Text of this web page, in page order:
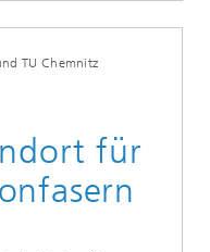
TU Chemnitz
für